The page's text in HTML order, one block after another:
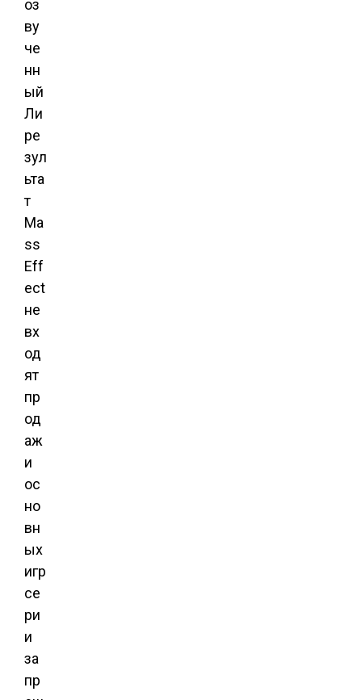
оз
ву
че
нн
ый
Ли
ре
зул
ьта
т
Ma
ss
Eff
ect
не
вх
од
ят
пр
од
аж
и
ос
но
вн
ых
игр
се
ри
и
за
пр